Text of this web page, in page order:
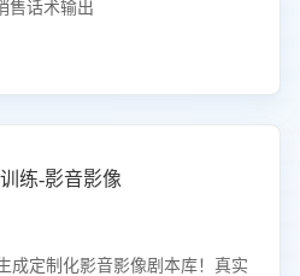
售话术输出
练-影音影像
成定制化影音影像剧本库！真实